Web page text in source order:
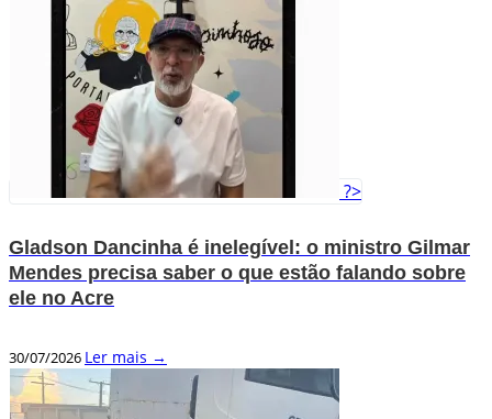
?>
Gladson Dancinha é inelegível: o ministro Gilmar
Mendes precisa saber o que estão falando sobre
ele no Acre
30/07/2026 Ler mais →